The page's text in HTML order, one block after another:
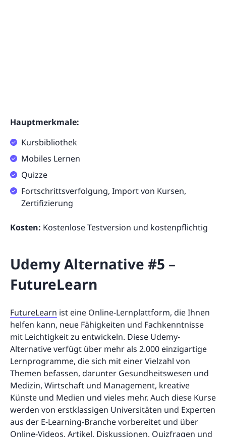
Hauptmerkmale:
Kursbibliothek
Mobiles Lernen
Quizze
Fortschrittsverfolgung, Import von Kursen,
Zertifizierung
Kosten: Kostenlose Testversion und kostenpflichtig
Udemy Alternative #5 –
FutureLearn
FutureLearn ist eine Online-Lernplattform, die Ihnen
helfen kann, neue Fähigkeiten und Fachkenntnisse
mit Leichtigkeit zu entwickeln. Diese Udemy-
Alternative verfügt über mehr als 2.000 einzigartige
Lernprogramme, die sich mit einer Vielzahl von
Themen befassen, darunter Gesundheitswesen und
Medizin, Wirtschaft und Management, kreative
Künste und Medien und vieles mehr. Auch diese Kurse
werden von erstklassigen Universitäten und Experten
aus der E-Learning-Branche vorbereitet und über
Online-Videos, Artikel, Diskussionen, Quizfragen und